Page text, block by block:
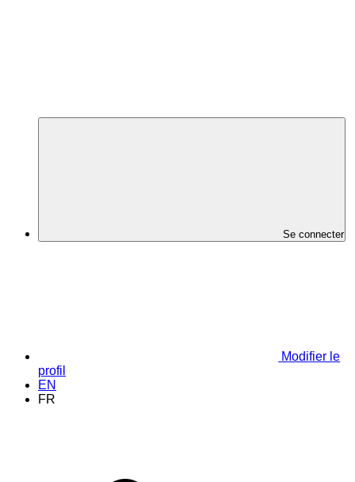
Se connecter
Modifier le
profil
EN
FR